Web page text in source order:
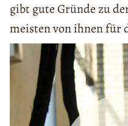
gibt gute Gründe zu
meisten von ihnen für